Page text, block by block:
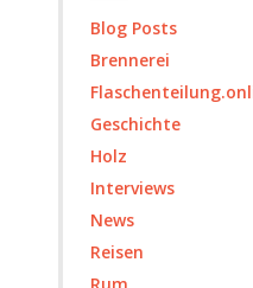
Blog Posts
Brennerei
Geschichte
Holz
Interviews
News
Reisen
Rum